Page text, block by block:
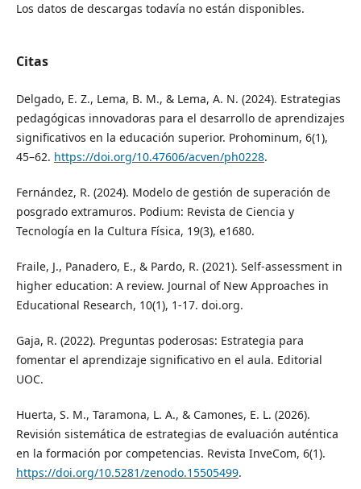
Los datos de descargas todavía no están disponibles.
Citas
Delgado, E. Z., Lema, B. M., & Lema, A. N. (2024). Estrategias
pedagógicas innovadoras para el desarrollo de aprendizajes
significativos en la educación superior. Prohominum, 6(1),
45–62. https://doi.org/10.47606/acven/ph0228.
Fernández, R. (2024). Modelo de gestión de superación de
posgrado extramuros. Podium: Revista de Ciencia y
Tecnología en la Cultura Física, 19(3), e1680.
Fraile, J., Panadero, E., & Pardo, R. (2021). Self-assessment in
higher education: A review. Journal of New Approaches in
Educational Research, 10(1), 1-17. doi.org.
Gaja, R. (2022). Preguntas poderosas: Estrategia para
fomentar el aprendizaje significativo en el aula. Editorial
UOC.
Huerta, S. M., Taramona, L. A., & Camones, E. L. (2026).
Revisión sistemática de estrategias de evaluación auténtica
en la formación por competencias. Revista InveCom, 6(1).
https://doi.org/10.5281/zenodo.15505499.